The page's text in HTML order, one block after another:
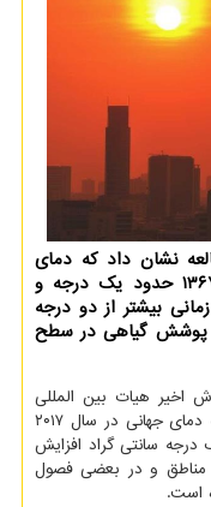
نشان داد که دمای
هوای تهران در سال ۱۳۹۷ نسبت به ۱۳۶۷ حدود یک درجه و
بیشتر از دو درجه
پوشش گیاهی در سطح
اخیر هیات بین المللی
تغییر آب وهوا در اکتبر ۲۰۱۸ عنوان شده که دمای جهانی در سال ۲۰۱۷
سانتی گراد افزایش
مناطق و در بعضی فصول
است.